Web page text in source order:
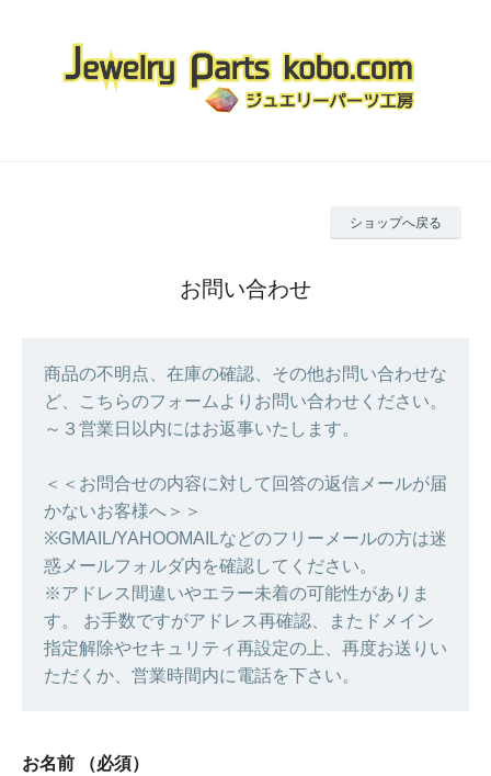
ショップへ戻る
お問い合わせ
商品の不明点、在庫の確認、その他お問い合わせな
ど、こちらのフォームよりお問い合わせください。
～３営業日以内にはお返事いたします。
＜＜お問合せの内容に対して回答の返信メールが届
かないお客様へ＞＞
※GMAIL/YAHOOMAILなどのフリーメールの方は迷
惑メールフォルダ内を確認してください。
※アドレス間違いやエラー未着の可能性がありま
す。 お手数ですがアドレス再確認、またドメイン
指定解除やセキュリティ再設定の上、再度お送りい
ただくか、営業時間内に電話を下さい。
お名前 （必須）